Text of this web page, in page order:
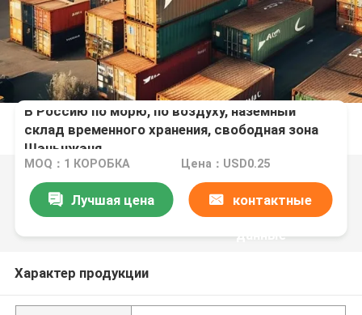
В Россию по морю, по воздуху, наземный
склад временного хранения, свободная зона
Шэньчжэня
MOQ：1 КОРОБКА Цена：USD0.25
Лучшая цена контактные
данные
Характер продукции